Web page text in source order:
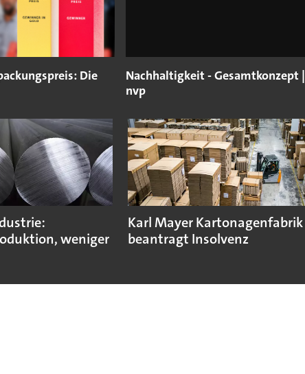
Die
Nachhaltigkeit - Gesamtkonzept |
nvp
weniger
Karl Mayer Kartonagenfabrik
beantragt Insolvenz